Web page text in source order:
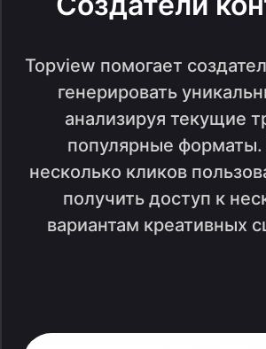
Topview помогает
генерировать
анализируя текущие
популярные форматы.
несколько кликов
получить доступ к
вариантам креативных